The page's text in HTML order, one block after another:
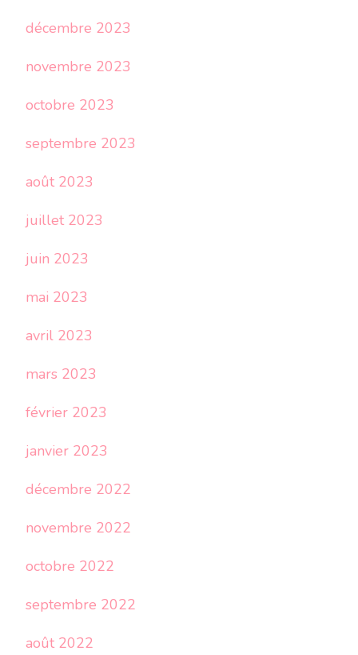
décembre 2023
novembre 2023
octobre 2023
septembre 2023
août 2023
juillet 2023
juin 2023
mai 2023
avril 2023
mars 2023
février 2023
janvier 2023
décembre 2022
novembre 2022
octobre 2022
septembre 2022
août 2022